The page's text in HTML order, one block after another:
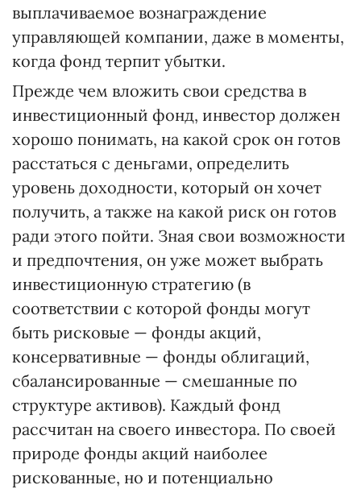
выплачиваемое вознаграждение
управляющей компании, даже в моменты,
когда фонд терпит убытки.
Прежде чем вложить свои средства в
инвестиционный фонд, инвестор должен
хорошо понимать, на какой срок он готов
расстаться с деньгами, определить
уровень доходности, который он хочет
получить, а также на какой риск он готов
ради этого пойти. Зная свои возможности
и предпочтения, он уже может выбрать
инвестиционную стратегию (в
соответствии с которой фонды могут
быть рисковые — фонды акций,
консервативные — фонды облигаций,
сбалансированные — смешанные по
структуре активов). Каждый фонд
рассчитан на своего инвестора. По своей
природе фонды акций наиболее
рискованные, но и потенциально